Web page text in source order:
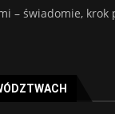
– świadomie, krok